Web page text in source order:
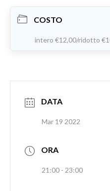
COSTO
intero €12,00/ridotto
DATA
Mar 19 2022
ORA
21:00 - 23:00